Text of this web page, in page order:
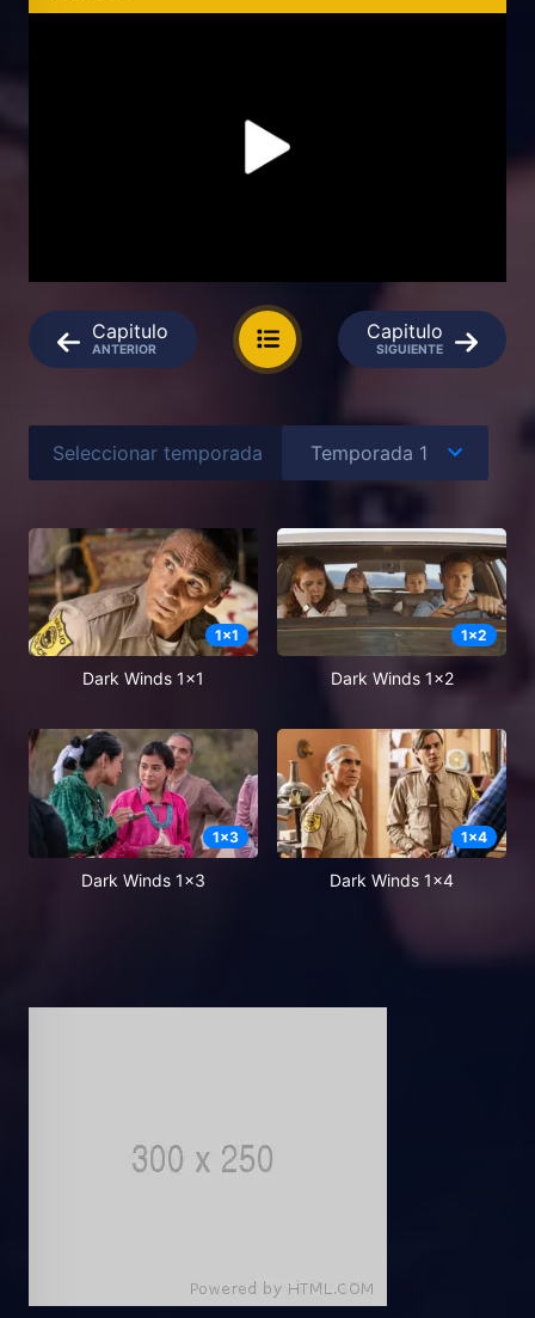
Capitulo
ANTERIOR
Capitulo
SIGUIENTE
Seleccionar temporada
1x1
Dark Winds 1x1
1x2
Dark Winds 1x2
1x3
Dark Winds 1x3
1x4
Dark Winds 1x4